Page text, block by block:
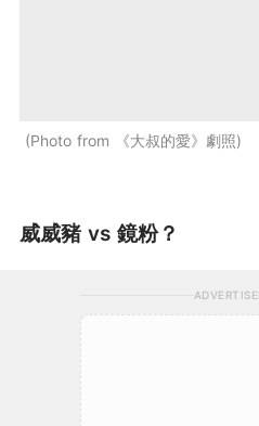
Photo from 《大叔的愛》劇照
威威豬 vs 鏡粉？